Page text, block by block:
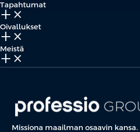
Tapahtumat
add_2 close
Oivallukset
add_2 close
Meistä
add_2 close
Missiona maailman osaavin kansa.